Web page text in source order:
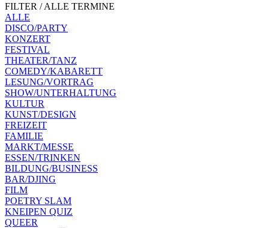
FILTER / ALLE TERMINE
ALLE
DISCO/PARTY
KONZERT
FESTIVAL
THEATER/TANZ
COMEDY/KABARETT
LESUNG/VORTRAG
SHOW/UNTERHALTUNG
KULTUR
KUNST/DESIGN
FREIZEIT
FAMILIE
MARKT/MESSE
ESSEN/TRINKEN
BILDUNG/BUSINESS
BAR/DJING
FILM
POETRY SLAM
KNEIPEN QUIZ
QUEER